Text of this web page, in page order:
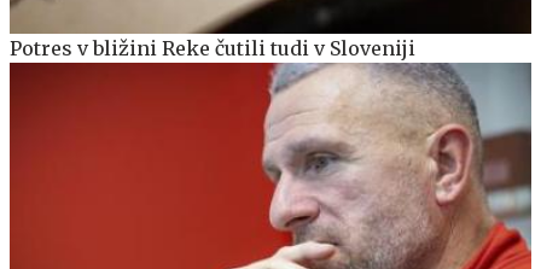
Potres v bližini Reke čutili tudi v Sloveniji